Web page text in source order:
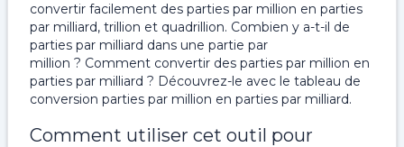
convertir facilement des parties par million en parties
par milliard, trillion et quadrillion. Combien y a-t-il de
parties par milliard dans une partie par
million ? Comment convertir des parties par million en
parties par milliard ? Découvrez-le avec le tableau de
conversion parties par million en parties par milliard.
Comment utiliser cet outil pour